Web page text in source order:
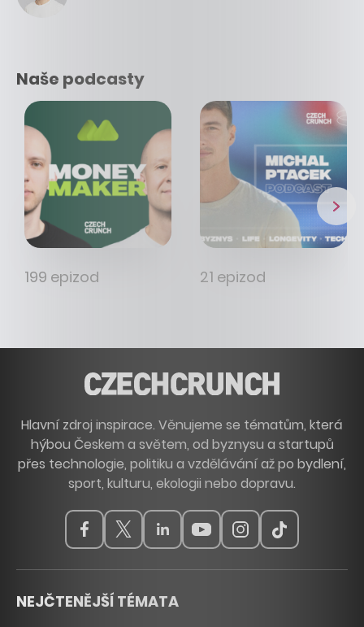
Naše podcasty
199 epizod 21 epizod
Hlavní zdroj inspirace. Věnujeme se tématům, která
hýbou Českem a světem, od byznysu a startupů
přes technologie, politiku a vzdělávání až po bydlení,
sport, kulturu, ekologii nebo dopravu.
NEJČTENĚJŠÍ TÉMATA